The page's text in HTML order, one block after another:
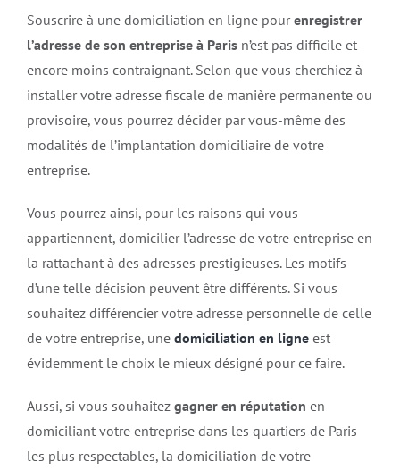
Souscrire à une domiciliation en ligne pourenregistrer
l’adresse de son entreprise à Paris n’est pas difficile et
encore moins contraignant. Selon que vous cherchiez à
installer votre adresse fiscale de manière permanente ou
provisoire, vous pourrez décider par vous-même des
modalités de l’implantation domiciliaire de votre
entreprise.
Vous pourrez ainsi, pour les raisons qui vous
appartiennent, domicilier l’adresse de votre entreprise en
la rattachant à des adresses prestigieuses. Les motifs
d’une telle décision peuvent être différents. Si vous
souhaitez différencier votre adresse personnelle de celle
de votre entreprise, une domiciliation en ligne est
évidemment le choix le mieux désigné pour ce faire.
Aussi, si vous souhaitez gagner en réputation en
domiciliant votre entreprise dans les quartiers de Paris
les plus respectables, la domiciliation de votre